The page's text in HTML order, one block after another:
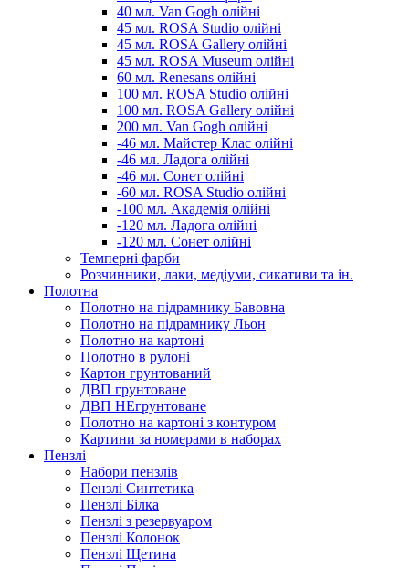
40 мл. Van Gogh олійні
45 мл. ROSA Studio олійні
45 мл. ROSA Gallery олійні
45 мл. ROSA Museum олійні
60 мл. Renesans олійні
100 мл. ROSA Studio олійні
100 мл. ROSA Gallery олійні
200 мл. Van Gogh олійні
-46 мл. Майстер Клас олійні
-46 мл. Ладога олійні
-46 мл. Сонет олійні
-60 мл. ROSA Studio олійні
-100 мл. Академія олійні
-120 мл. Ладога олійні
-120 мл. Сонет олійні
Темперні фарби
Розчинники, лаки, медіуми, сикативи та ін.
Полотна
Полотно на підрамнику Бавовна
Полотно на підрамнику Льон
Полотно на картоні
Полотно в рулоні
Картон грунтований
ДВП грунтоване
ДВП НЕгрунтоване
Полотно на картоні з контуром
Картини за номерами в наборах
Пензлі
Набори пензлів
Пензлі Синтетика
Пензлі Білка
Пензлі з резервуаром
Пензлі Колонок
Пензлі Щетина